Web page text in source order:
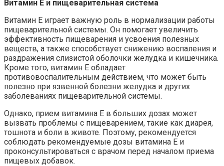
Витамин E и пищеварительная система
Витамин E играет важную роль в нормализации работы
пищеварительной системы. Он помогает увеличить
эффективность пищеварения и усвоения полезных
веществ, а также способствует снижению воспаления и
раздражения слизистой оболочки желудка и кишечника.
Кроме того, витамин E обладает
противовоспалительным действием, что может быть
полезно при язвенной болезни желудка и других
заболеваниях пищеварительной системы.
Однако, прием витамина E в больших дозах может
вызвать проблемы с пищеварением, такие как диарея,
тошнота и боли в животе. Поэтому, рекомендуется
соблюдать рекомендуемые дозы витамина E и
проконсультироваться с врачом перед началом приема
пищевых добавок.